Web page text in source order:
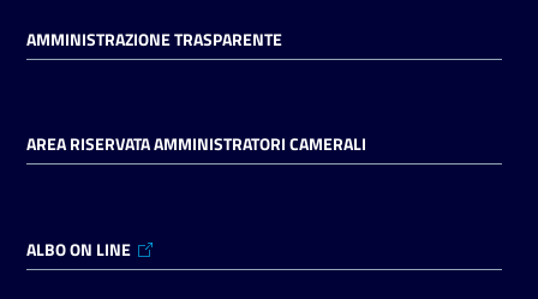
Consumatore
L'impresa
in
AMMINISTRAZIONE TRASPARENTE
AREA RISERVATA AMMINISTRATORI CAMERALI
ALBO ON LINE